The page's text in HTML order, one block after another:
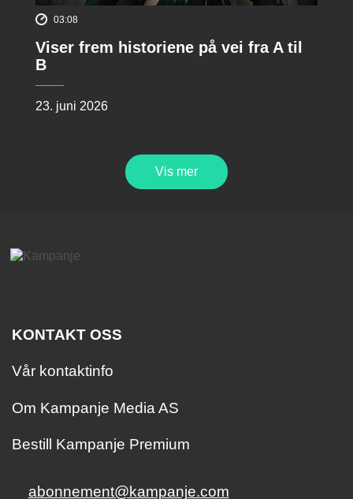
03:08
Viser frem historiene på vei fra A til
B
23. juni 2026
Vis mer
KONTAKT OSS
Vår kontaktinfo
Om Kampanje Media AS
Bestill Kampanje Premium
abonnement@kampanje.com